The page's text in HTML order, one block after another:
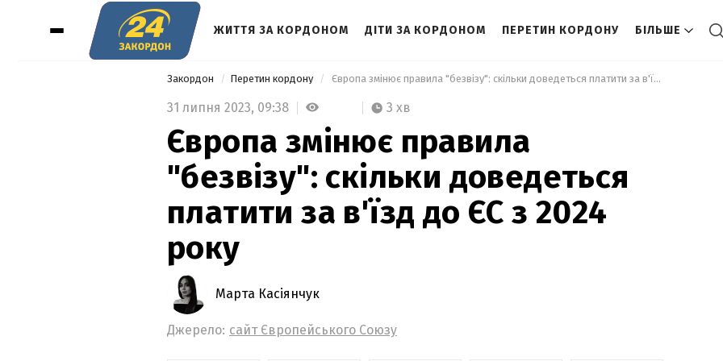
ЖИТТЯ ЗА КОРДОНОМ ДІТИ ЗА КОРДОНОМ ПЕРЕТИН КОРДОНУ БІЛЬШЕ
Закордон Перетин кордону Європа змінює правила "безвізу": скільки доведеться платити за в'їзд до ЄС з 2024 року
31 липня 2023, 09:38 3 хв
Європа змінює правила
"безвізу": скільки доведеться
платити за в'їзд до ЄС з 2024
року
Марта Касіянчук
Джерело: сайт Європейського Союзу